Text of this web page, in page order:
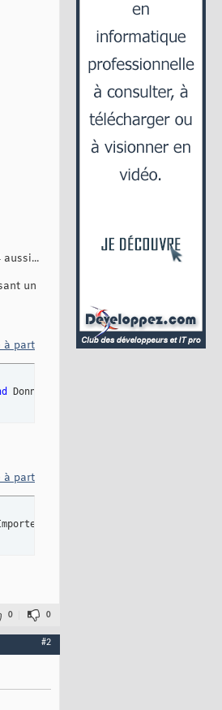
un
à part
à part
0 0
#2